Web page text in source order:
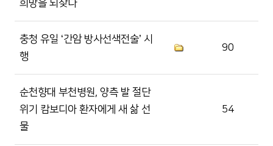
희망을 되찾다
충청 유일 ‘간암 방사선색전술’ 시
행
90
순천향대 부천병원, 양측 발 절단
위기 캄보디아 환자에게 새 삶 선
물
54